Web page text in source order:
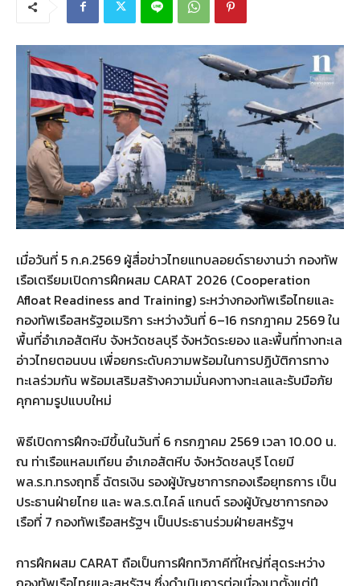
เมื่อวันที่ 5 ก.ค.2569 ผู้สื่อข่าวไทยแทบลอยด์รายงานว่า กองทัพ
เรือเตรียมเปิดการฝึกผสม CARAT 2026 (Cooperation
Afloat Readiness and Training) ระหว่างกองทัพเรือไทยและ
กองทัพเรือสหรัฐอเมริกา ระหว่างวันที่ 6–16 กรกฎาคม 2569 ใน
พื้นที่อำเภอสัตหีบ จังหวัดชลบุรี จังหวัดระยอง และพื้นที่ทางทะเล
อ่าวไทยตอนบน เพื่อยกระดับความพร้อมในการปฏิบัติการทาง
ทะเลร่วมกัน พร้อมเสริมสร้างความมั่นคงทางทะเลและรับมือภัย
คุกคามรูปแบบใหม่
พิธีเปิดการฝึกจะมีขึ้นในวันที่ 6 กรกฎาคม 2569 เวลา 10.00 น.
ณ ท่าเรือแหลมเทียน อำเภอสัตหีบ จังหวัดชลบุรี โดยมี
พล.ร.ท.ทรงฤทธิ์ ฉัตรเงิน รองผู้บัญชาการกองเรือยุทธการ เป็น
ประธานฝ่ายไทย และ พล.ร.ต.ไคล์ แกนต์ รองผู้บัญชาการกอง
เรือที่ 7 กองทัพเรือสหรัฐฯ เป็นประธานร่วมฝ่ายสหรัฐฯ
การฝึกผสม CARAT ถือเป็นการฝึกทวิภาคีที่ใหญ่ที่สุดระหว่าง